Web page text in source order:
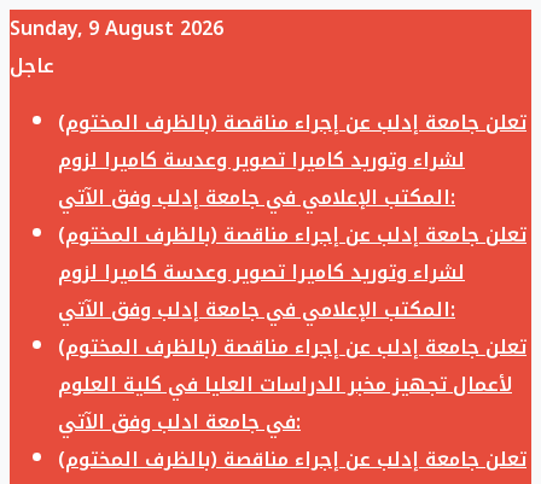
Sunday, 9 August 2026
عاجل
تعلن جامعة إدلب عن إجراء مناقصة (بالظرف المختوم)
لشراء وتوريد كاميرا تصوير وعدسة كاميرا لزوم
المكتب الإعلامي في جامعة إدلب وفق الآتي:
تعلن جامعة إدلب عن إجراء مناقصة (بالظرف المختوم)
لشراء وتوريد كاميرا تصوير وعدسة كاميرا لزوم
المكتب الإعلامي في جامعة إدلب وفق الآتي:
تعلن جامعة إدلب عن إجراء مناقصة (بالظرف المختوم)
لأعمال تجهيز مخبر الدراسات العليا في كلية العلوم
في جامعة ادلب وفق الآتي:
تعلن جامعة إدلب عن إجراء مناقصة (بالظرف المختوم)